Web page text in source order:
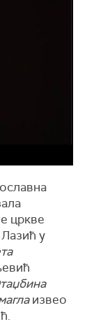
цркве
у
извео